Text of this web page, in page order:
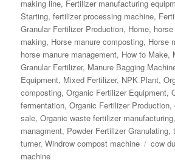
making line, Fertilizer manufacturing
Starting,fertilizer processing machine,
Granular Fertilizer Production, Home,
making, Horse manure composting, Horse
horse manure management, How to Make,
Granular Fertilizer, Manure Bagging
Equipment, Mixed Fertilizer, NPK Plant,
composting,Organic Fertilizer Equipment,
fermentation,Organic Fertilizer Production,
sale,Organic waste fertilizer manufacturing
managment, Powder Fertilizer Granulating,
turner,Windrow compost machine Tags
cow
machine